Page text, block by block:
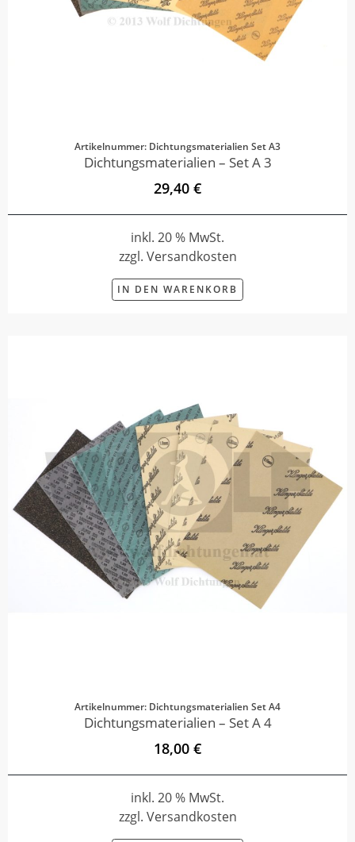
Artikelnummer: Dichtungsmaterialien Set A3
Dichtungsmaterialien – Set A 3
29,40 €
inkl. 20 % MwSt.
zzgl. Versandkosten
IN DEN WARENKORB
Artikelnummer: Dichtungsmaterialien Set A4
Dichtungsmaterialien – Set A 4
18,00 €
inkl. 20 % MwSt.
zzgl. Versandkosten